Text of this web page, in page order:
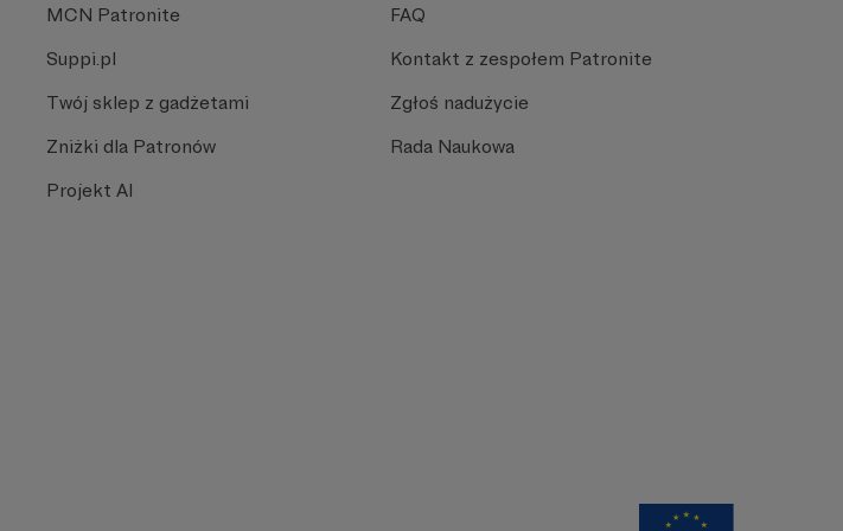
MCN Patronite
Suppi.pl
Twój sklep z gadżetami
Zniżki dla Patronów
Projekt AI
FAQ
Kontakt z zespołem Patronite
Zgłoś nadużycie
Rada Naukowa